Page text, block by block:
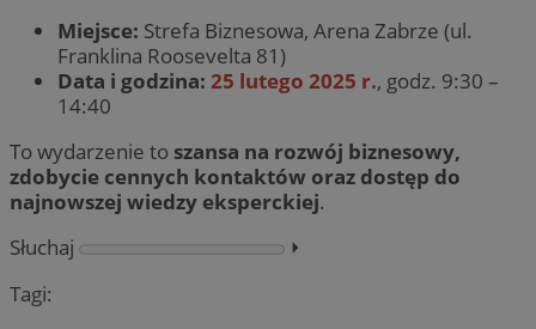
Miejsce: Strefa Biznesowa, Arena Zabrze (ul.
Franklina Roosevelta 81)
Data i godzina: 25 lutego 2025 r., godz. 9:30 –
14:40
To wydarzenie to szansa na rozwój biznesowy,
zdobycie cennych kontaktów oraz dostęp do
najnowszej wiedzy eksperckiej.
Słuchaj
⏵︎
Tagi: